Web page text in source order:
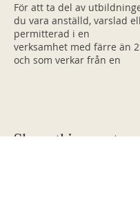
För att ta del av
du vara anställd, varslad
permitterad i en
verksamhet med färre än
och som verkar från en
Share this event